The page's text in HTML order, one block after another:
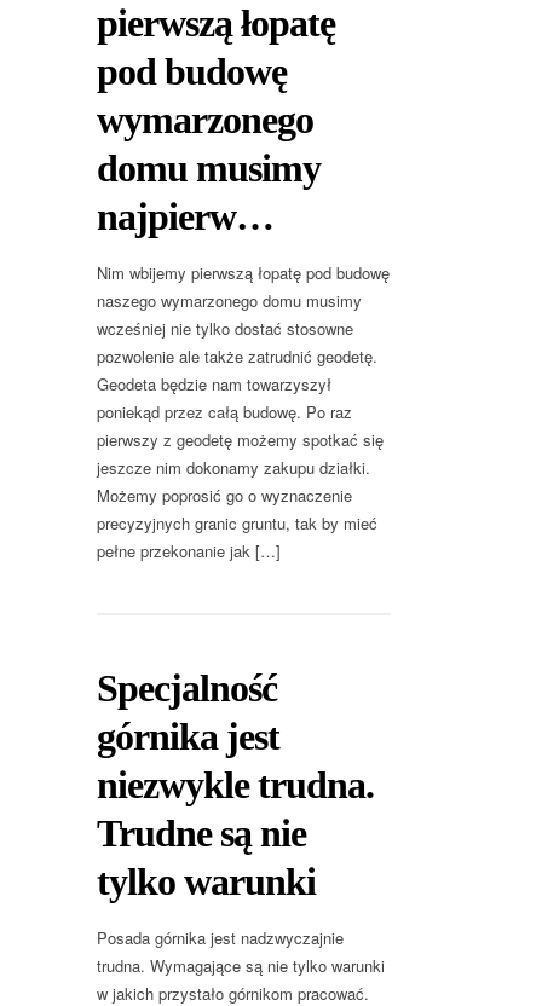
pierwszą łopatę
pod budowę
wymarzonego
domu musimy
najpierw…
Nim wbijemy pierwszą łopatę pod budowę
naszego wymarzonego domu musimy
wcześniej nie tylko dostać stosowne
pozwolenie ale także zatrudnić geodetę.
Geodeta będzie nam towarzyszył
poniekąd przez całą budowę. Po raz
pierwszy z geodetę możemy spotkać się
jeszcze nim dokonamy zakupu działki.
Możemy poprosić go o wyznaczenie
precyzyjnych granic gruntu, tak by mieć
pełne przekonanie jak […]
Specjalność
górnika jest
niezwykle trudna.
Trudne są nie
tylko warunki
Posada górnika jest nadzwyczajnie
trudna. Wymagające są nie tylko warunki
w jakich przystało górnikom pracować.